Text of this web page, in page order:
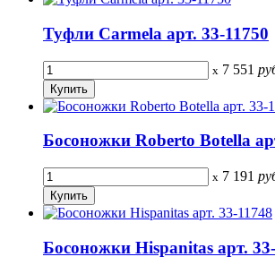
Туфли Carmela арт. 33-11750
x 7 551
Босоножки Roberto Botella
x 7 191
Босоножки Hispanitas арт.